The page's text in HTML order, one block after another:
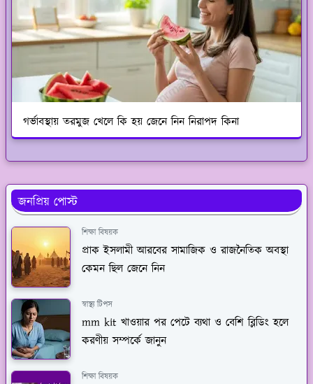
গর্ভাবস্থায় তরমুজ খেলে কি হয় জেনে নিন নিরাপদ কিনা
জনপ্রিয় পোস্ট
শিক্ষা বিষয়ক
প্রাক ইসলামী আরবের সামাজিক ও রাজনৈতিক অবস্থা
কেমন ছিল জেনে নিন
স্বাস্থ্য টিপস
mm kit খাওয়ার পর পেটে ব্যথা ও বেশি ব্লিডিং হলে
করণীয় সম্পর্কে জানুন
শিক্ষা বিষয়ক